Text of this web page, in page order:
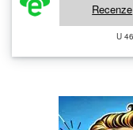
Recenze
U